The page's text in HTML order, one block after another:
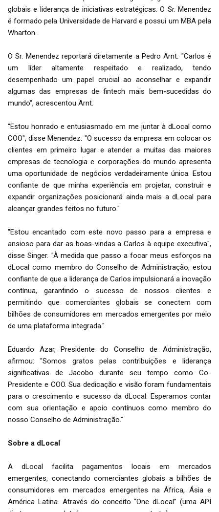
globais e liderança de iniciativas estratégicas. O Sr. Menendez
é formado pela Universidade de Harvard e possui um MBA pela
Wharton.
O Sr. Menendez reportará diretamente a Pedro Arnt. "Carlos é
um líder altamente respeitado e realizado, tendo
desempenhado um papel crucial ao aconselhar e expandir
algumas das empresas de fintech mais bem-sucedidas do
mundo", acrescentou Arnt.
"Estou honrado e entusiasmado em me juntar à dLocal como
COO", disse Menendez. "O sucesso da empresa em colocar os
clientes em primeiro lugar e atender a muitas das maiores
empresas de tecnologia e corporações do mundo apresenta
uma oportunidade de negócios verdadeiramente única. Estou
confiante de que minha experiência em projetar, construir e
expandir organizações posicionará ainda mais a dLocal para
alcançar grandes feitos no futuro."
"Estou encantado com este novo passo para a empresa e
ansioso para dar as boas-vindas a Carlos à equipe executiva",
disse Singer. "À medida que passo a focar meus esforços na
dLocal como membro do Conselho de Administração, estou
confiante de que a liderança de Carlos impulsionará a inovação
contínua, garantindo o sucesso de nossos clientes e
permitindo que comerciantes globais se conectem com
bilhões de consumidores em mercados emergentes por meio
de uma plataforma integrada."
Eduardo Azar, Presidente do Conselho de Administração,
afirmou: "Somos gratos pelas contribuições e liderança
significativas de Jacobo durante seu tempo como Co-
Presidente e COO. Sua dedicação e visão foram fundamentais
para o crescimento e sucesso da dLocal. Esperamos contar
com sua orientação e apoio contínuos como membro do
nosso Conselho de Administração."
Sobre a dLocal
A dLocal facilita pagamentos locais em mercados
emergentes, conectando comerciantes globais a bilhões de
consumidores em mercados emergentes na África, Ásia e
América Latina. Através do conceito “One dLocal” (uma API